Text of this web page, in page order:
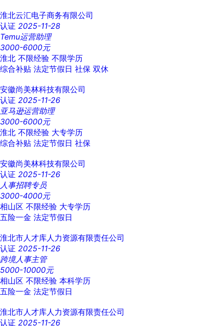
淮北云汇电子商务有限公司
认证 2025-11-28
Temu运营助理
3000-6000元
淮北 不限经验 不限学历
综合补贴 法定节假日 社保 双休
安徽尚美林科技有限公司
认证 2025-11-26
亚马逊运营助理
3000-6000元
淮北 不限经验 大专学历
综合补贴 法定节假日 社保
安徽尚美林科技有限公司
认证 2025-11-26
人事招聘专员
3000-4000元
相山区 不限经验 大专学历
五险一金 法定节假日
淮北市人才库人力资源有限责任公司
认证 2025-11-26
跨境人事主管
5000-10000元
相山区 不限经验 本科学历
五险一金 法定节假日
淮北市人才库人力资源有限责任公司
认证 2025-11-26